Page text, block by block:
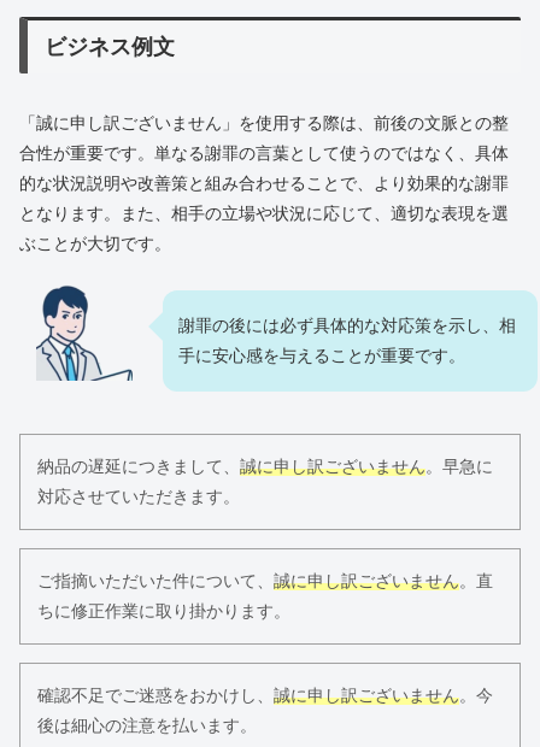
ビジネス例文
「誠に申し訳ございません」を使用する際は、前後の文脈との整
合性が重要です。単なる謝罪の言葉として使うのではなく、具体
的な状況説明や改善策と組み合わせることで、より効果的な謝罪
となります。また、相手の立場や状況に応じて、適切な表現を選
ぶことが大切です。
謝罪の後には必ず具体的な対応策を示し、相
手に安心感を与えることが重要です。
納品の遅延につきまして、 誠に申し訳ございません。早急に
対応させていただきます。
ご指摘いただいた件について、 誠に申し訳ございません。直
ちに修正作業に取り掛かります。
確認不足でご迷惑をおかけし、 誠に申し訳ございません。今
後は細心の注意を払います。